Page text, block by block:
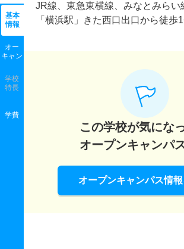
基本
情報
オー
キャン
学校
特長
学費
JR線、東急東横線、みなとみらい
「横浜駅」きた西口出口から徒歩
この学校が気にな
オープンキャンパ
オープンキャンパス情